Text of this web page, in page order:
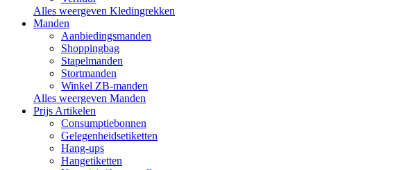
Alles weergeven Kledingrekken
Manden
Aanbiedingsmanden
Shoppingbag
Stapelmanden
Stortmanden
Winkel ZB-manden
Alles weergeven Manden
Prijs Artikelen
Consumptiebonnen
Gelegenheidsetiketten
Hang-ups
Hangetiketten